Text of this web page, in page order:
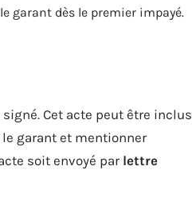
garant dès le premier impayé.
Cet acte peut être inclus
garant et mentionner
soit envoyé par lettre